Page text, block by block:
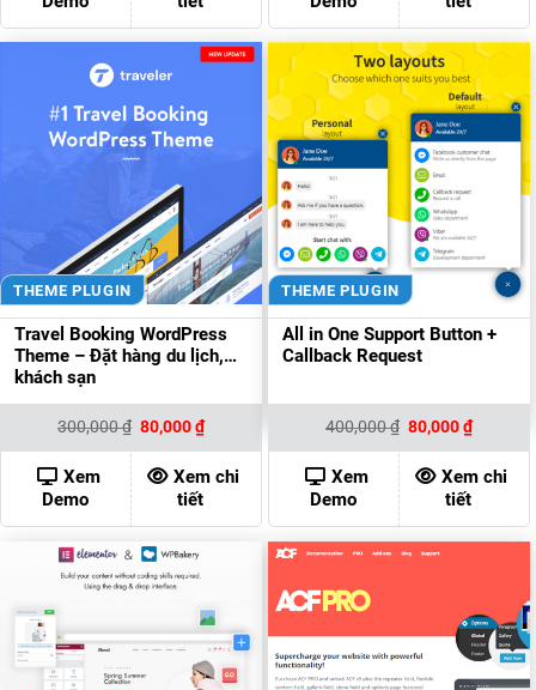
THEME PLUGIN
Travel Booking WordPress
Theme – Đặt hàng du lịch,
khách sạn
300,000₫ Giá
gốc
là:
300,000 ₫.
80,000₫Giá
hiện
tại
là:
80,000 ₫.
Xem
Demo
Xem chi
tiết
THEME PLUGIN
All in One Support Button +
Callback Request
400,000₫ Giá
gốc
là:
400,000 ₫.
80,000₫Giá
hiện
tại
là:
80,000
Xem
Demo
Xem chi
tiết